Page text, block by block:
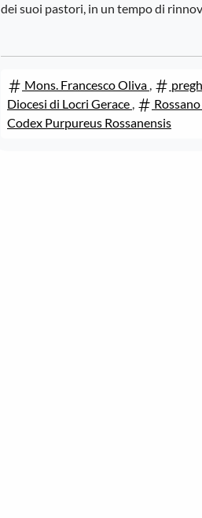
dei suoi pastori, in un tempo di
Mons. Francesco Oliva ,
Diocesi di Locri Gerace , Rossano
Codex Purpureus Rossanensis